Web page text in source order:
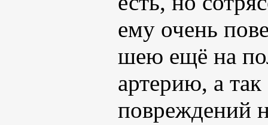
ему очень
шею ещё на
артерию, а
повреждений